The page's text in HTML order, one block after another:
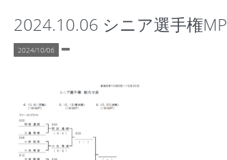
2024.10.06 シニア選手権MP
2024/10/06